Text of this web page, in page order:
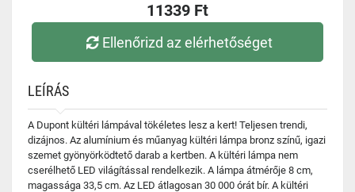
11339 Ft
Ellenőrizd az elérhetőséget
LEÍRÁS
A Dupont kültéri lámpával tökéletes lesz a kert! Teljesen trendi,
dizájnos. Az alumínium és műanyag kültéri lámpa bronz színű, igazi
szemet gyönyörködtető darab a kertben. A kültéri lámpa nem
cserélhető LED világítással rendelkezik. A lámpa átmérője 8 cm,
magassága 33,5 cm. Az LED átlagosan 30 000 órát bír. A kültéri